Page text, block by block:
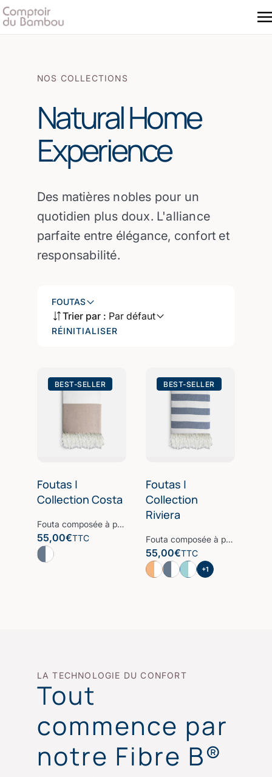
NOS COLLECTIONS
Natural Home
Experience
Des matières nobles pour un
quotidien plus doux. L'alliance
parfaite entre élégance, confort et
responsabilité.
FOUTAS
Trier par : Par défaut
RÉINITIALISER
BEST-SELLER
Foutas |
Collection Costa
Fouta composée à partir d’une fibre de bambou, la Fibre B, parfaite pour une après-midi à la plage ou au bord de la piscine. Nos foutas sont confectionnées à partir d’une des fibres les plus nobles, la Fibre B. Elles sont ultra-douces, absorbantes et sèchent rapidement. Le design soigné et épuré est idéal pour flâner avec style et confort au soleil. Notre linge de plage participe avec style à votre bien-être et à la protection de la planète. Nos Collections de linge de bain sont fabriquées dans les meilleurs ateliers d’Europe.
55,00€TTC
BEST-SELLER
Foutas |
Collection
Riviera
Fouta composée à partir d’une fibre de bambou, la Fibre B, parfaite pour une après-midi à la plage ou au bord de la piscine. Nos foutas sont confectionnées à partir d’une des fibres les plus nobles, la Fibre B. Elles sont ultra-douces, absorbantes et sèchent rapidement. Le design soigné et épuré est idéal pour flâner avec style et confort au soleil. Notre linge de plage participe avec style à votre bien-être et à la protection de la planète. Nos Collections de linge de bain sont fabriquées dans les meilleurs ateliers d’Europe.
55,00€TTC
+1
LA TECHNOLOGIE DU CONFORT
Tout
commence par
notre Fibre B®